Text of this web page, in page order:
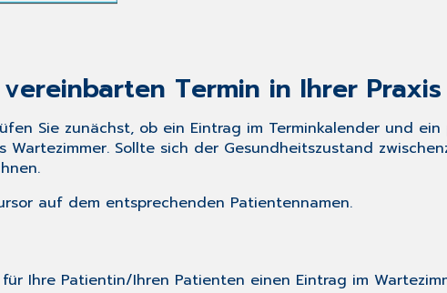
Termin in Ihrer Praxis
Sie zunächst, ob ein Eintrag im Terminkalender und ein
Sollte sich der Gesundheitszustand
auf dem entsprechenden Patientennamen.
für Ihre Patientin/Ihren Patienten einen Eintrag im